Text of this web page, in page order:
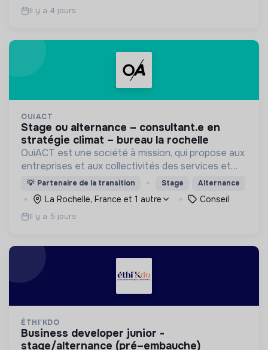
Il y a 4 jours
OUIACT
stage ou alternance – consultant.e en
stratégie climat – bureau la rochelle
OuiACT est une société à mission, qui propose aux
entreprises et aux collectivités des services et
des outils de réflexion de haut niveau pour
orienter l’action vers un monde bas-carbone.
💡 Partenaire de la transition Stage Alternance
La Rochelle, France et 1 autre Conseil
Il y a 5 jours
ÉTHI'KDO
business developer junior -
stage/alternance (pré–embauche)